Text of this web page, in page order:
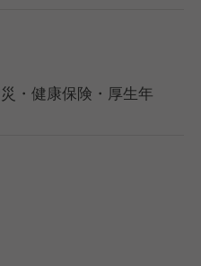
・健康保険・厚生年